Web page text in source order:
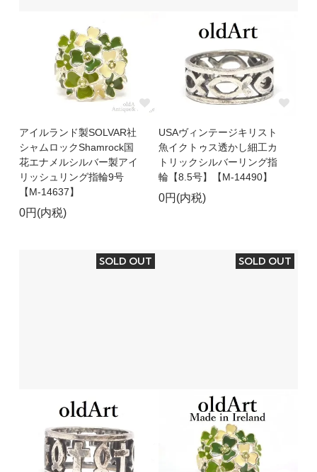
アイルランド製SOLVAR社
シャムロックShamrock国
花エナメルシルバー製アイ
リッシュリング指輪9号
【M-14637】
0円(内税)
USAヴィンテージキリスト
魚イクトゥス透かし細工カ
トリックシルバーリング指
輪【8.5号】【M-14490】
0円(内税)
SOLD OUT SOLD OUT